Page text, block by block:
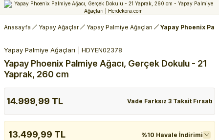
Anasayfa Yapay Ağaçlar Yapay Palmiye Ağaçları Yapay Phoenix
Yapay Palmiye Ağaçları HDYEN02378
Yapay Phoenix Palmiye Ağacı, Gerçek Dokulu - 21
Yaprak, 260 cm
14.999,99 TL Vade Farksız 3 Taksit Fırsatı
13.499,99 TL %10 Havale İndirimi